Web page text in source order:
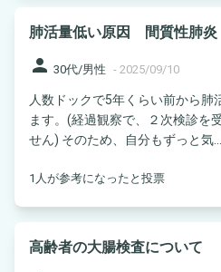
肺活量低い原因 間質性肺炎
person 30代/男性 - 2025/09/10
人数ドックで5年くらい前から肺
ます。(経過観察で、２次検診を
せん) そのため、自分もずっと気...
1人が参考になったと投票
高齢者の大腸検査について